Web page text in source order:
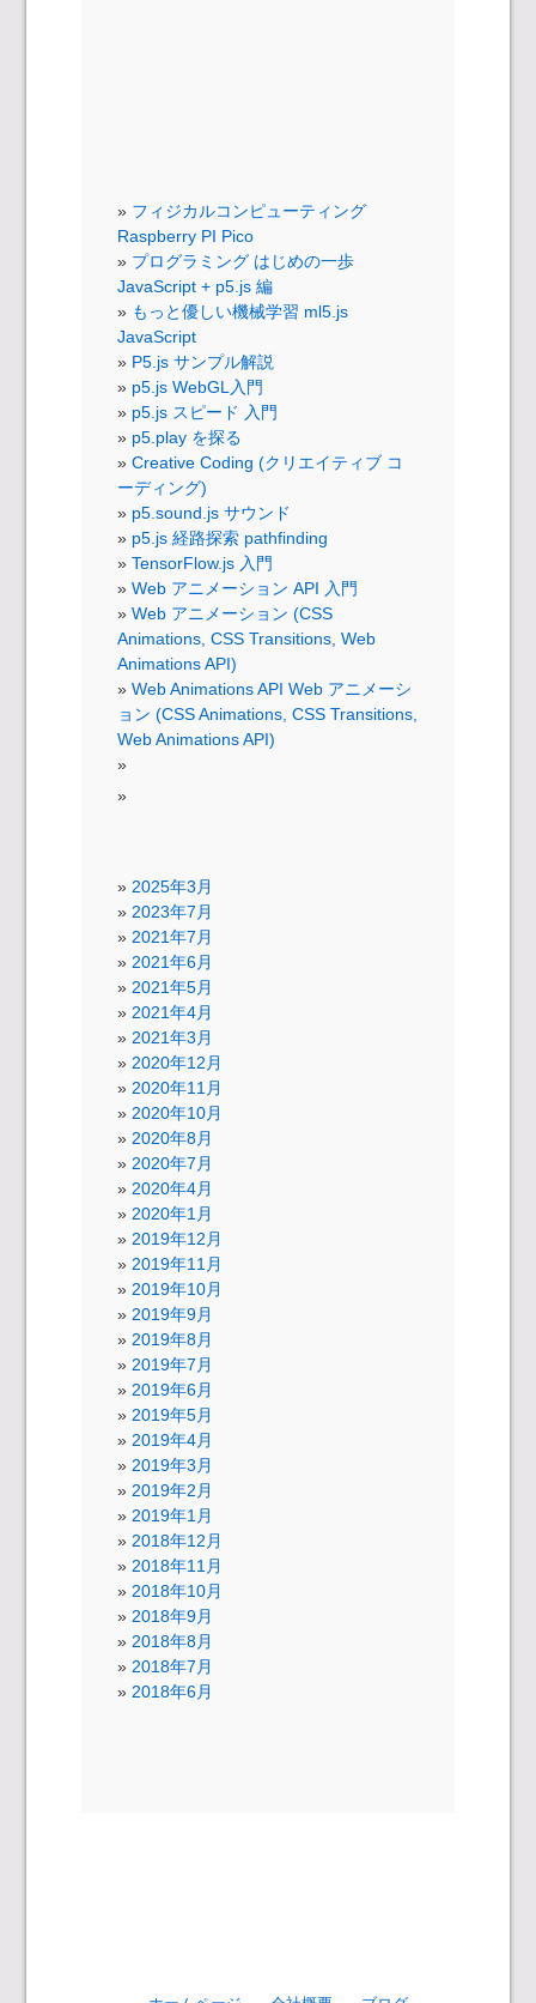
フィジカルコンピューティング
Raspberry PI Pico
プログラミング はじめの一歩
JavaScript + p5.js 編
もっと優しい機械学習 ml5.js
JavaScript
P5.js サンプル解説
p5.js WebGL入門
p5.js スピード 入門
p5.play を探る
Creative Coding (クリエイティブ コ
ーディング)
p5.sound.js サウンド
p5.js 経路探索 pathfinding
TensorFlow.js 入門
Web アニメーション API 入門
Web アニメーション (CSS
Animations, CSS Transitions, Web
Animations API)
Web Animations API Web アニメーシ
ョン (CSS Animations, CSS Transitions,
Web Animations API)
2025年3月
2023年7月
2021年7月
2021年6月
2021年5月
2021年4月
2021年3月
2020年12月
2020年11月
2020年10月
2020年8月
2020年7月
2020年4月
2020年1月
2019年12月
2019年11月
2019年10月
2019年9月
2019年8月
2019年7月
2019年6月
2019年5月
2019年4月
2019年3月
2019年2月
2019年1月
2018年12月
2018年11月
2018年10月
2018年9月
2018年8月
2018年7月
2018年6月